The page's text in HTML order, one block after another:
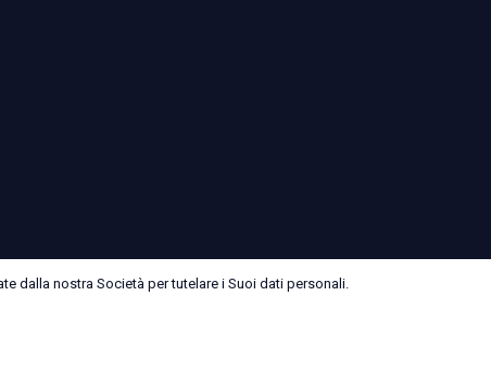
dalla nostra Società per tutelare i Suoi dati personali.